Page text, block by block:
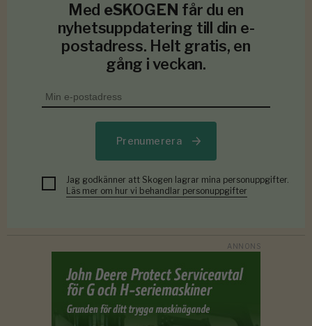
Med eSKOGEN får du en
nyhetsuppdatering till din e-
postadress. Helt gratis, en
gång i veckan.
Prenumerera
Jag godkänner att Skogen lagrar mina personuppgifter.
Läs mer om hur vi behandlar personuppgifter